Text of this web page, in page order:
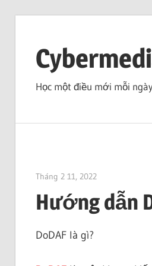
content
Học một điều mới mỗi
Tháng 2 11, 2022vpjick
Hướng dẫn
DoDAF là gì?